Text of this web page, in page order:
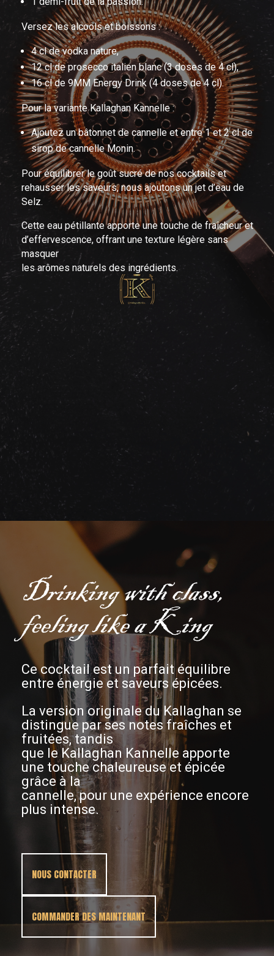
Versez les alcools et boissons :
4 cl de vodka nature,
12 cl de prosecco italien blanc (3 doses de 4 cl),
16 cl de 9MM Energy Drink (4 doses de 4 cl).
Pour la variante Kallaghan Kannelle :
Ajoutez un bâtonnet de cannelle et entre 1 et 2 cl de
sirop de cannelle Monin.
Pour équilibrer le goût sucré de nos cocktails et
rehausser les saveurs, nous ajoutons un jet d’eau de
Selz.
Cette eau pétillante apporte une touche de fraîcheur et
d’effervescence, offrant une texture légère sans
masquer
les arômes naturels des ingrédients.
Drinking with class,
feeling like a King
Ce cocktail est un parfait équilibre
entre énergie et saveurs épicées.
La version originale du Kallaghan se
distingue par ses notes fraîches et
fruitées, tandis
que le Kallaghan Kannelle apporte
une touche chaleureuse et épicée
grâce à la
cannelle, pour une expérience encore
plus intense.
NOUS CONTACTER
COMMANDER DES MAINTENANT